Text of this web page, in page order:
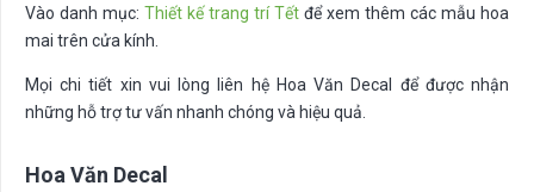
Vào danh mục: Thiết kế trang trí Tết để xem thêm các mẫu hoa
mai trên cửa kính.
Mọi chi tiết xin vui lòng liên hệ Hoa Văn Decal để được nhận
những hỗ trợ tư vấn nhanh chóng và hiệu quả.
Hoa Văn Decal